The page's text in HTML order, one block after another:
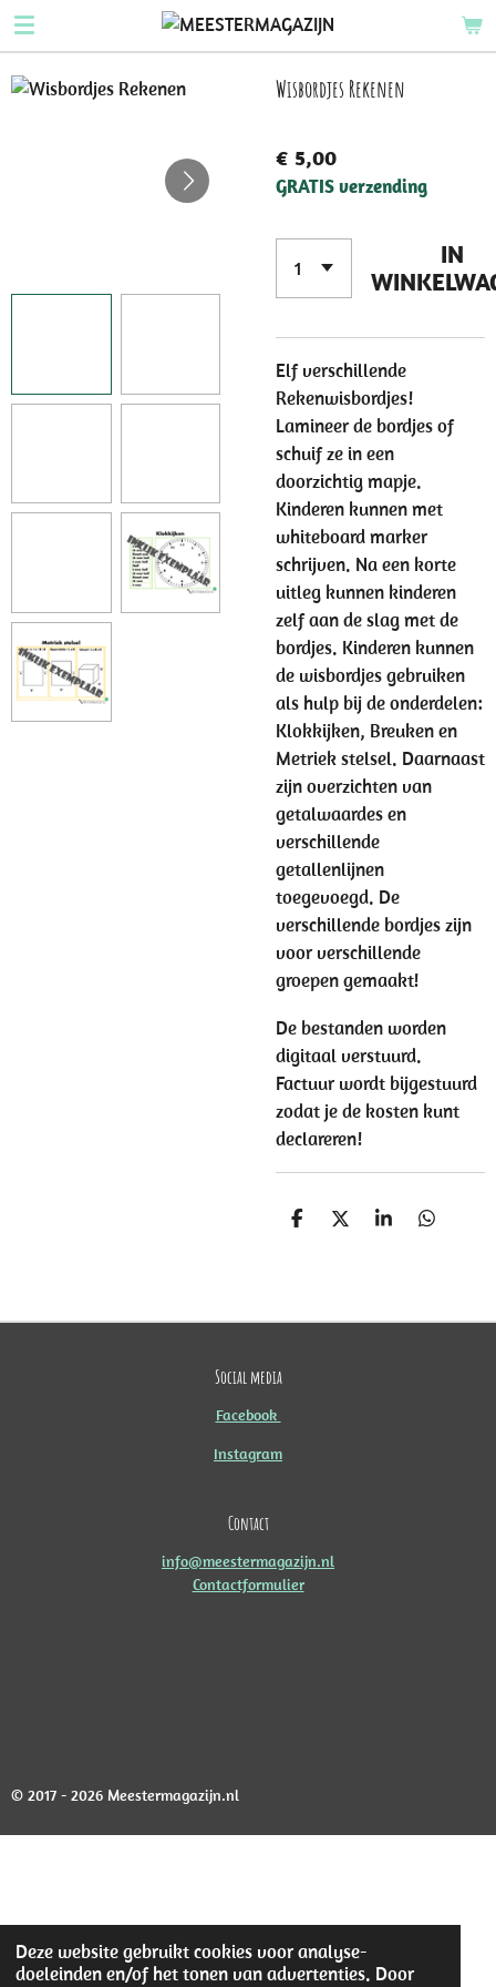
Deze website gebruikt cookies voor analyse-
doeleinden en/of het tonen van advertenties. Door
Ga
direct
naar
Wisbordjes Rekenen
€ 5,00
GRATIS verzending
IN
Elf verschillende
Rekenwisbordjes!
Lamineer de bordjes of
schuif ze in een
doorzichtig mapje.
Kinderen kunnen met
whiteboard marker
schrijven. Na een korte
uitleg kunnen kinderen
zelf aan de slag met de
bordjes. Kinderen kunnen
de wisbordjes gebruiken
als hulp bij de onderdelen:
Klokkijken, Breuken en
Metriek stelsel. Daarnaast
zijn overzichten van
getalwaardes en
verschillende
getallenlijnen
toegevoegd. De
verschillende bordjes zijn
voor verschillende
groepen gemaakt!
De bestanden worden
digitaal verstuurd.
Factuur wordt bijgestuurd
zodat je de kosten kunt
declareren!
D
D
S
D
Social media
Facebook
Instagram
Contact
info@meestermagazijn.nl
Contactformulier
© 2017 - 2026 Meestermagazijn.nl